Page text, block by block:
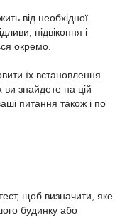
від необхідної
підвіконня і
окремо.
їх встановлення
знайдете на цій
питання також і по
щоб визначити, яке
будинку або